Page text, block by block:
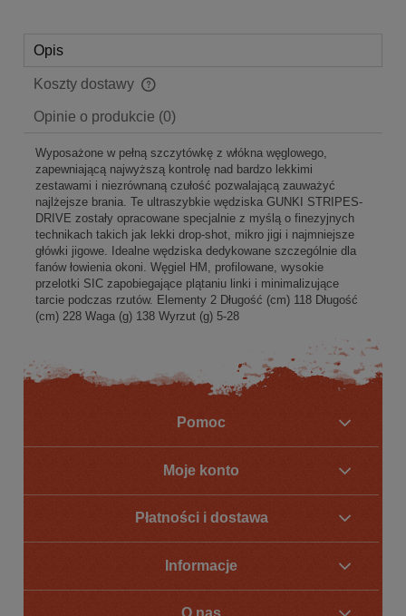
Opis
Koszty dostawy
Cena nie zawiera ewentualnych kosztów płatności
Opinie o produkcie (0)
Wyposażone w pełną szczytówkę z włókna węglowego,
zapewniającą najwyższą kontrolę nad bardzo lekkimi
zestawami i niezrównaną czułość pozwalającą zauważyć
najlżejsze brania. Te ultraszybkie wędziska GUNKI STRIPES-
DRIVE zostały opracowane specjalnie z myślą o finezyjnych
technikach takich jak lekki drop-shot, mikro jigi i najmniejsze
główki jigowe. Idealne wędziska dedykowane szczególnie dla
fanów łowienia okoni. Węgiel HM, profilowane, wysokie
przelotki SIC zapobiegające plątaniu linki i minimalizujące
tarcie podczas rzutów. Elementy 2 Długość (cm) 118 Długość
(cm) 228 Waga (g) 138 Wyrzut (g) 5-28
Pomoc
Moje konto
Płatności i dostawa
Informacje